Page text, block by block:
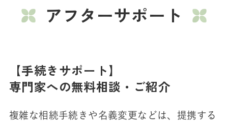
アフターサポート
【手続きサポート】
専門家への無料相談・ご紹介
複雑な相続手続きや名義変更などは、提携する